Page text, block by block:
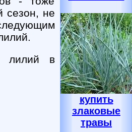
сезон, не
лилий в
купить
злаковые
травы